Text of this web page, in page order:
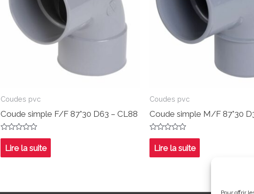
Pour offrir
Coudes pvc
Coude simple F/F 87°30 D63 – CL88
Note
sur
5
Lire la suite
Coudes pvc
Coude simple M/F 87°30
Note
sur
5
Lire la suite